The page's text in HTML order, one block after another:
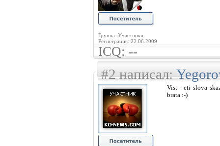
Группа: Участники
Регистрация: 22.06.2009
ICQ: --
#2 написал:
Vist - eti slova
brata :-)